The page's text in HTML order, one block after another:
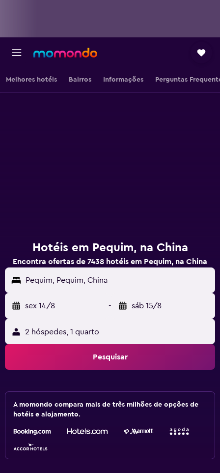
Melhores hotéis Bairros Informações Perguntas
Hotéis em Pequim, na China
Encontra ofertas de 7438 hotéis em Pequim, na China
Pequim, Pequim, China
sex 14/8 - sáb 15/8
2 hóspedes, 1 quarto
Pesquisar
A momondo compara mais de três milhões de opções de
hotéis e alojamento.